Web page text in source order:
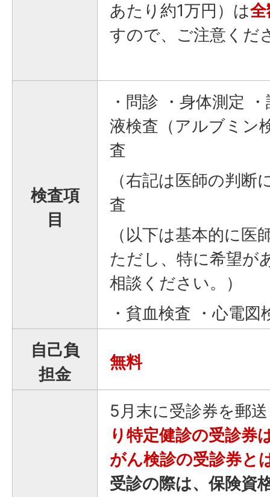
あたり約1万円）は
すので、ご注意くだ
検査項
目
・問診 ・身体測定
液検査（アルブミン
査
（右記は医師の判断
査
（以下は基本的に
ただし、特に希望が
相談ください。）
・貧血検査 ・心電図
自己負
担金
無料
5月末に受診券を郵
り特定健診の受診券
がん検診の受診券と
受診の際は、保険資